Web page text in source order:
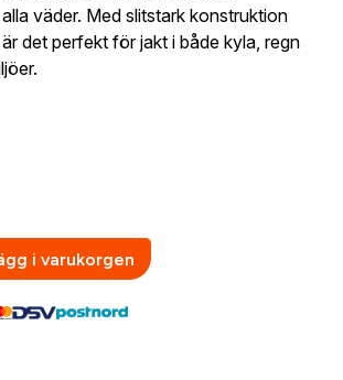
väder. Med slitstark konstruktion
det perfekt för jakt i både kyla, regn
i varukorgen
med dina avtalspriser, smidig
och tillgång till orderhistorik.
hanteras beställningen
produkten är tillbaka i vårt
FLEX, Öronmussla polis C